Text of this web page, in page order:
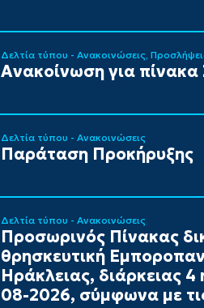
Δελτία τύπου - Ανακοινώσεις
Ανακοίνωση για
Δελτία τύπου - Ανακοινώσεις
Παράταση Προκήρυξης
Δελτία τύπου - Ανακοινώσεις
Προσωρινός Πίνακας
θρησκευτική
Ηράκλειας, διάρκειας
08-2026, σύμφωνα με